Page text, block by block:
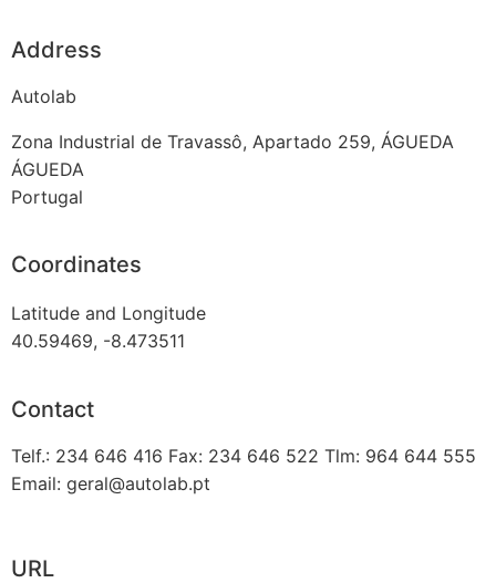
Address
Autolab
Zona Industrial de Travassô, Apartado 259, ÁGUEDA
ÁGUEDA
Portugal
Coordinates
Latitude and Longitude
40.59469, -8.473511
Contact
Telf.: 234 646 416 Fax: 234 646 522 Tlm: 964 644 555
Email: geral@autolab.pt
URL